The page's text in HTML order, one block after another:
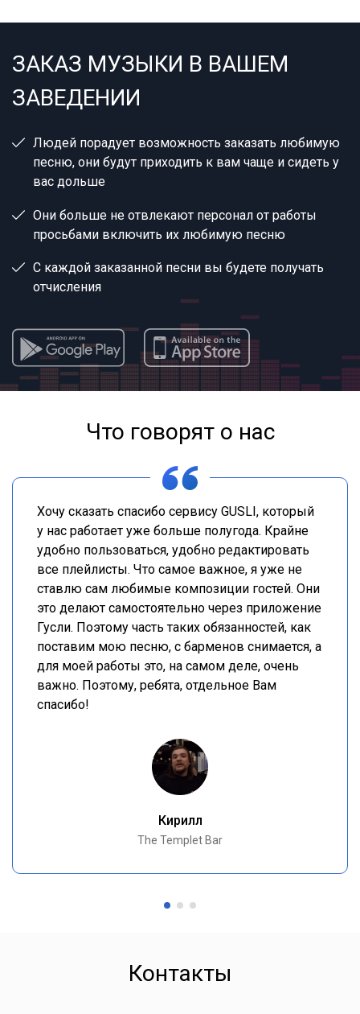
ЗАКАЗ МУЗЫКИ В ВАШЕМ
ЗАВЕДЕНИИ
Людей порадует возможность заказать любимую
песню, они будут приходить к вам чаще и сидеть у
вас дольше
Они больше не отвлекают персонал от работы
просьбами включить их любимую песню
С каждой заказанной песни вы будете получать
отчисления
Что говорят о нас
Хочу сказать спасибо сервису GUSLI, который
у нас работает уже больше полугода. Крайне
удобно пользоваться, удобно редактировать
все плейлисты. Что самое важное, я уже не
ставлю сам любимые композиции гостей. Они
это делают самостоятельно через приложение
Гусли. Поэтому часть таких обязанностей, как
поставим мою песню, с барменов снимается, а
для моей работы это, на самом деле, очень
важно. Поэтому, ребята, отдельное Вам
спасибо!
Кирилл
The Templet Bar
Контакты